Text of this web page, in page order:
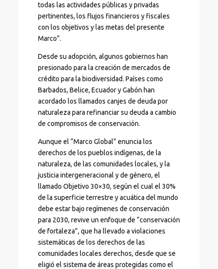
todas las actividades públicas y privadas
pertinentes, los flujos financieros y fiscales
con los objetivos y las metas del presente
Marco”.
Desde su adopción, algunos gobiernos han
presionado para la creación de mercados de
crédito para la biodiversidad. Países como
Barbados, Belice, Ecuador y Gabón han
acordado los llamados canjes de deuda por
naturaleza para refinanciar su deuda a cambio
de compromisos de conservación.
Aunque el “Marco Global” enuncia los
derechos de los pueblos indígenas, de la
naturaleza, de las comunidades locales, y la
justicia intergeneracional y de género, el
llamado Objetivo 30×30, según el cual el 30%
de la superficie terrestre y acuática del mundo
debe estar bajo regímenes de conservación
para 2030, revive un enfoque de “conservación
de fortaleza”, que ha llevado a violaciones
sistemáticas de los derechos de las
comunidades locales derechos, desde que se
eligió el sistema de áreas protegidas como el